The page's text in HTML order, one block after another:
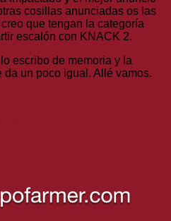
cosillas anunciadas os las
que tengan la categoría
escalón con KNACK 2.
escribo de memoria y la
un poco igual. Allé vamos.